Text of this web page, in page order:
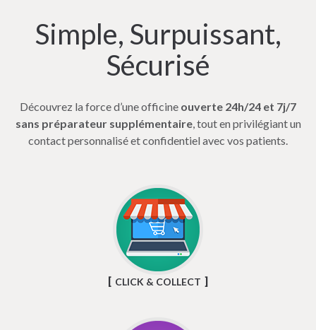
Simple, Surpuissant,
Sécurisé
Découvrez la force d’une officine ouverte 24h/24 et 7j/7
sans préparateur supplémentaire, tout en privilégiant un
contact personnalisé et confidentiel avec vos patients.
CLICK & COLLECT